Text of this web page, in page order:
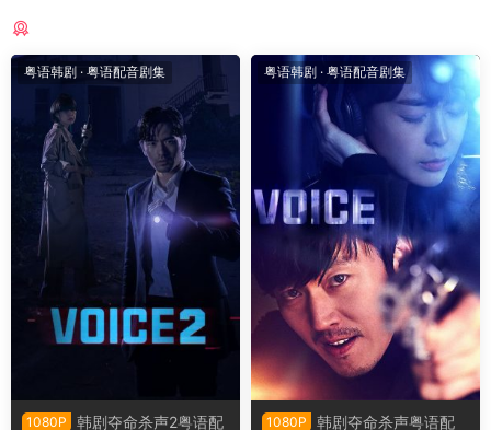
粤语韩剧 · 粤语配音剧集
1080P 韩剧夺命杀声2粤语配
粤语韩剧 · 粤语配音剧集
1080P 韩剧夺命杀声粤语配